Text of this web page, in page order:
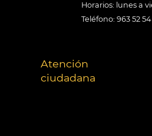
Horarios: lunes a
Teléfono: 963 52
Atención
ciudadana